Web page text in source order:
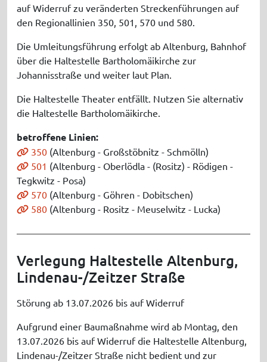
auf Widerruf zu veränderten Streckenführungen auf
den Regionallinien 350, 501, 570 und 580.
Die Umleitungsführung erfolgt ab Altenburg, Bahnhof
über die Haltestelle Bartholomäikirche zur
Johannisstraße und weiter laut Plan.
Die Haltestelle Theater entfällt. Nutzen Sie alternativ
die Haltestelle Bartholomäikirche.
betroffene Linien:
350 (Altenburg - Großstöbnitz - Schmölln)
501 (Altenburg - Oberlödla - (Rositz) - Rödigen -
Tegkwitz - Posa)
570 (Altenburg - Göhren - Dobitschen)
580 (Altenburg - Rositz - Meuselwitz - Lucka)
Verlegung Haltestelle Altenburg,
Lindenau-/Zeitzer Straße
Störung ab 13.07.2026 bis auf Widerruf
Aufgrund einer Baumaßnahme wird ab Montag, den
13.07.2026 bis auf Widerruf die Haltestelle Altenburg,
Lindenau-/Zeitzer Straße nicht bedient und zur